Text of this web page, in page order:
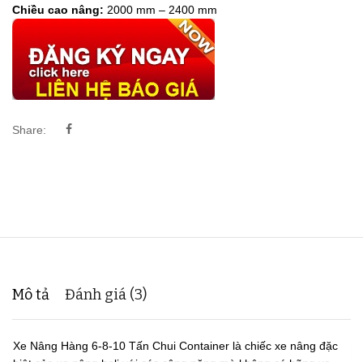
Chiều cao nâng: 2000 mm – 2400 mm
Share:
Mô tả Đánh giá (3)
Xe Nâng Hàng 6-8-10 Tấn Chui Container là chiếc xe nâng đặc